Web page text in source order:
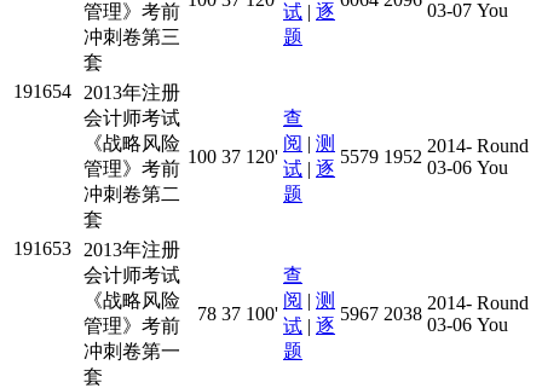
管理》考前
冲刺卷第三
套
试 | 逐
题
03-07 You
191654
2013年注册
会计师考试
《战略风险
管理》考前
冲刺卷第二
套
100 37 120'
查
阅 | 测
试 | 逐
题
5579 1952
2014-
03-06
Round
You
191653
2013年注册
会计师考试
《战略风险
管理》考前
冲刺卷第一
套
78 37 100'
查
阅 | 测
试 | 逐
题
5967 2038
2014-
03-06
Round
You